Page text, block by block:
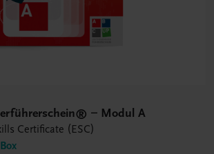
– Modul A
Certificate (ESC)